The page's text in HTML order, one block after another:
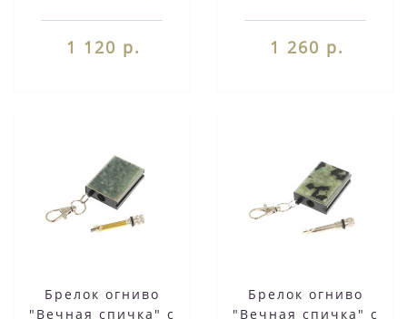
129305
1 120 р.
126693
1 260 р.
Брелок огниво
"Вечная спичка" с
Брелок огниво
"Вечная спичка" с